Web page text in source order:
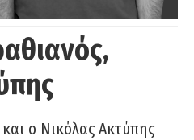
ο Νικόλας Ακτύπης